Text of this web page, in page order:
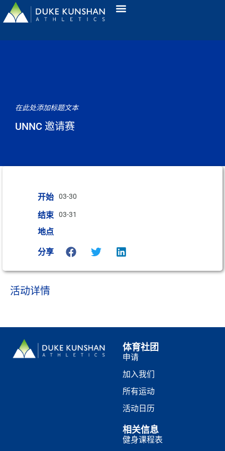
在此处添加标题文本
UNNC 邀请赛
开始 03-30
结束 03-31
地点
分享
活动详情
体育社团
申请
加入我们
所有运动
活动日历
相关信息
健身课程表